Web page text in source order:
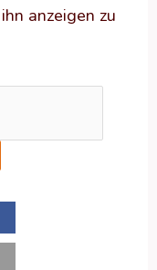
anzeigen zu